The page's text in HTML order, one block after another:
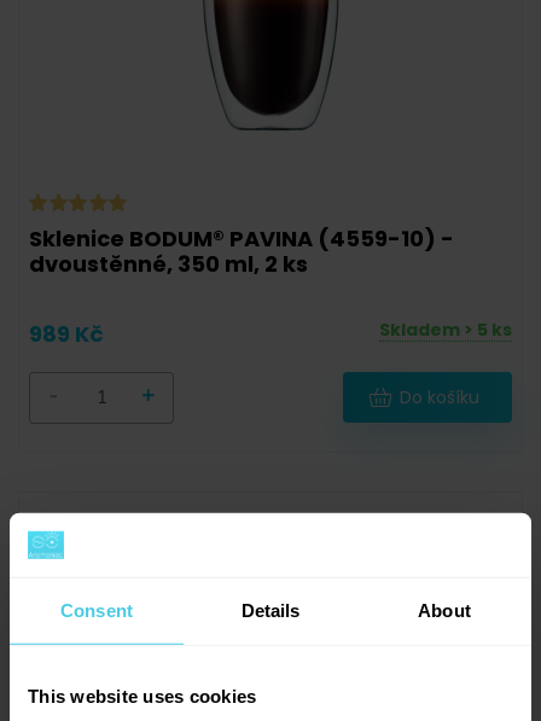
Consent Details About
This website uses cookies
Sklenice BODUM® PAVINA (4559-10) -
dvoustěnné, 350 ml, 2 ks
989 Kč Skladem > 5 ks
+ Do košíku